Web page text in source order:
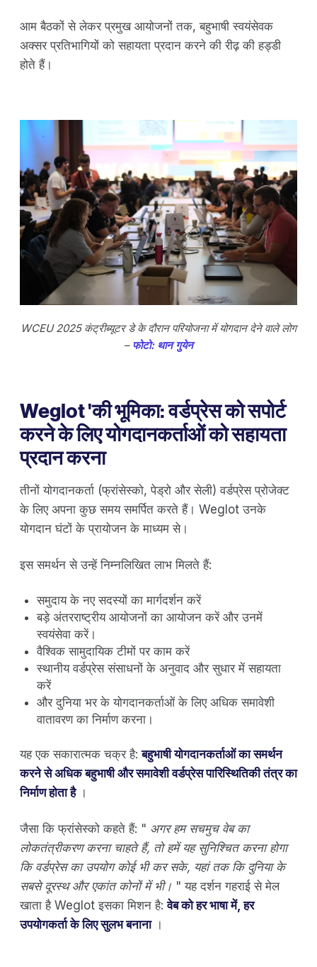
आम बैठकों से लेकर प्रमुख आयोजनों तक, बहुभाषी स्वयंसेवक
अक्सर प्रतिभागियों को सहायता प्रदान करने की रीढ़ की हड्डी
होते हैं।
WCEU 2025 कंट्रीब्यूटर डे के दौरान परियोजना में योगदान देने वाले लोग
– फोटो: थान गुयेन
Weglot 'की भूमिका: वर्डप्रेस को सपोर्ट
करने के लिए योगदानकर्ताओं को सहायता
प्रदान करना
तीनों योगदानकर्ता (फ्रांसेस्को, पेड्रो और सेली) वर्डप्रेस प्रोजेक्ट
के लिए अपना कुछ समय समर्पित करते हैं। Weglot उनके
योगदान घंटों के प्रायोजन के माध्यम से।
इस समर्थन से उन्हें निम्नलिखित लाभ मिलते हैं:
समुदाय के नए सदस्यों का मार्गदर्शन करें
बड़े अंतरराष्ट्रीय आयोजनों का आयोजन करें और उनमें
स्वयंसेवा करें।
वैश्विक सामुदायिक टीमों पर काम करें
स्थानीय वर्डप्रेस संसाधनों के अनुवाद और सुधार में सहायता
करें
और दुनिया भर के योगदानकर्ताओं के लिए अधिक समावेशी
वातावरण का निर्माण करना।
यह एक सकारात्मक चक्र है:बहुभाषी योगदानकर्ताओं का समर्थन
करने से अधिक बहुभाषी और समावेशी वर्डप्रेस पारिस्थितिकी तंत्र का
निर्माण होता है।
जैसा कि फ्रांसेस्को कहते हैं: " अगर हम सचमुच वेब का
लोकतंत्रीकरण करना चाहते हैं, तो हमें यह सुनिश्चित करना होगा
कि वर्डप्रेस का उपयोग कोई भी कर सके, यहां तक ​​कि दुनिया के
सबसे दूरस्थ और एकांत कोनों में भी। " यह दर्शन गहराई से मेल
खाता है Weglot इसका मिशन है:वेब को हर भाषा में, हर
उपयोगकर्ता के लिए सुलभ बनाना।